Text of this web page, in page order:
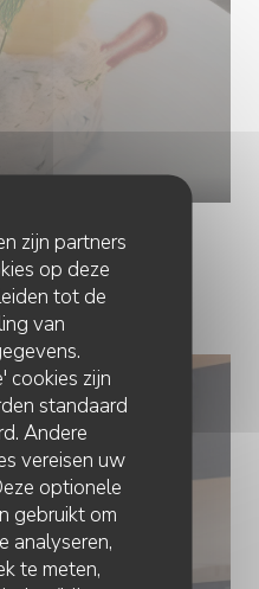
zijn partners
op deze
tot de
van
cookies zijn
standaard
Andere
vereisen uw
optionele
gebruikt om
analyseren,
te meten,